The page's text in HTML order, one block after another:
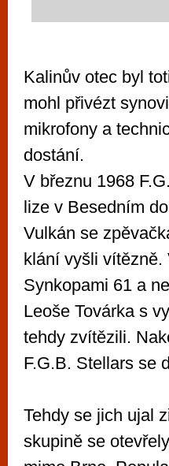
Kalinův otec byl
mohl přivézt
mikrofony a
dostání.
V březnu 1968
lize v Besedním
Vulkán se
klání vyšli vítězně.
Synkopami 61 a
Leoše Továrka s
tehdy zvítězili.
F.G.B. Stellars se
Tehdy se jich ujal
skupině se